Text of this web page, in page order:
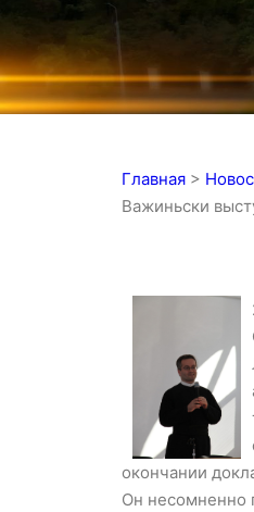
Главная >
Важиньски
окончании
Он несомненно